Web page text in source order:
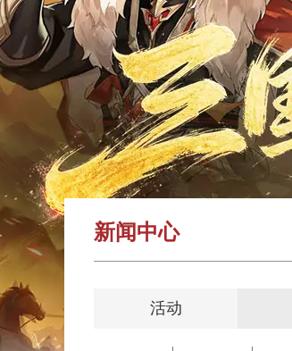
新闻中心
活动